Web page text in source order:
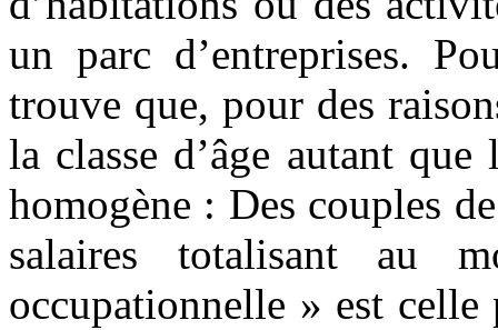
un parc d’entreprises.
trouve que, pour des
la classe d’âge autant
homogène : Des couples
salaires totalisant au
occupationnelle » est celle